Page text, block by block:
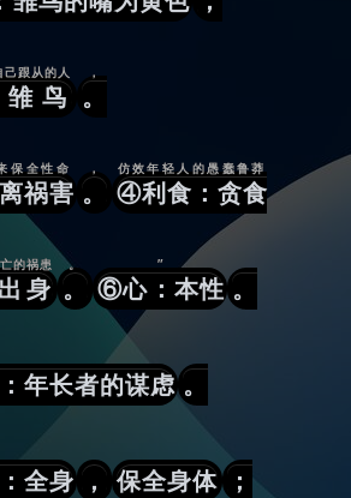
鸟
跟从的人
。
，
祸害
保全性命
。
，
④利食：贪食
仿效年轻人的愚蠢鲁莽
身
的祸患
。
。
⑥心：本性
”
。
年长者的谋虑 。
全身 ， 保全身体 ；